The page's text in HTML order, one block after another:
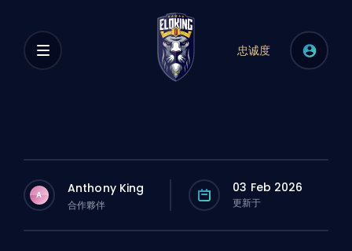
忠诚度
A Anthony King
合作夥伴
03 Feb 2026
更新于